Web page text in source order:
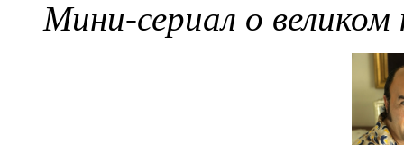
Мини-сериал о великом